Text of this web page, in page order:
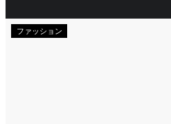
ファッション